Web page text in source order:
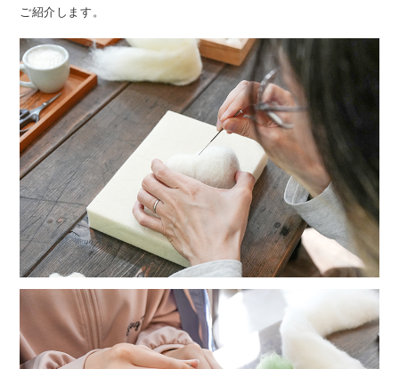
ご紹介します。